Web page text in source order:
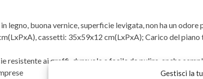
Gestisci la
legno, buona vernice, superficie levigata, non ha un odore
cassetti: 35x59x12 cm(LxPxA); Carico del
resistente ai graffi, durevole e facile da pulire, anche